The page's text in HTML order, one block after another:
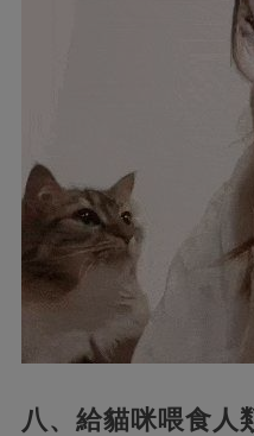
八、給貓咪喂食人